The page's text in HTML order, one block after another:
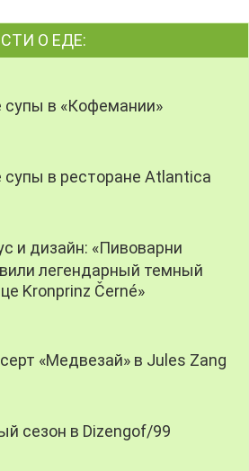
О ЕДЕ:
в «Кофемании»
в ресторане Atlantica
и дизайн: «Пивоварни
легендарный темный
Kronprinz Černé»
«Медвезай» в Jules Zang
сезон в Dizengof/99